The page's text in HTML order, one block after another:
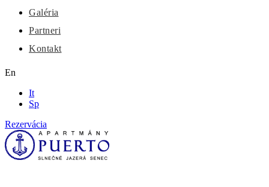
Galéria
Partneri
Kontakt
En
It
Sp
Rezervácia